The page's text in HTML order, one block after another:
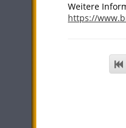
Weitere
https://